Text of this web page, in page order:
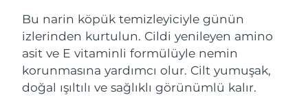
Bu narin köpük temizleyiciyle günün
izlerinden kurtulun. Cildi yenileyen amino
asit ve E vitaminli formülüyle nemin
korunmasına yardımcı olur. Cilt yumuşak,
doğal ışıltılı ve sağlıklı görünümlü kalır.